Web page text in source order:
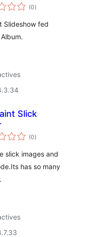
(0puntuacions
totals
)
Slideshow fed
Slick
(0puntuacions
totals
)
slick images and
has so many